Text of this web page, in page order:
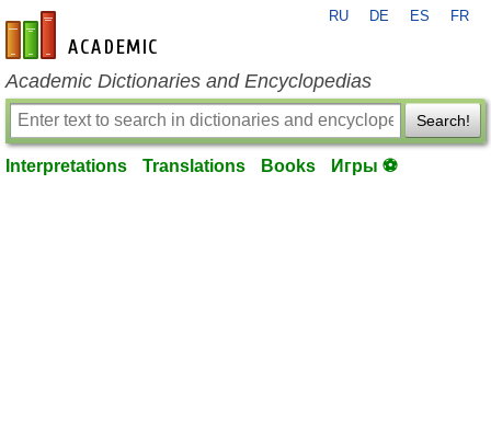
en-academic.com
RU DE ES FR
Academic Dictionaries and Encyclopedias
Search!
Interpretations Translations Books Игры ⚽